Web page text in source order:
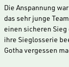
Die Anspannung
das sehr junge
einen sicheren
ihre Sieglosserie
Gotha vergessen